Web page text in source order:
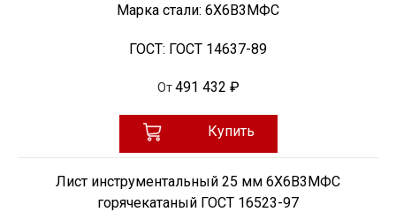
Марка стали: 6Х6В3МФС
ГОСТ: ГОСТ 14637-89
От 491 432 ₽
Купить
Лист инструментальный 25 мм 6Х6В3МФС
горячекатаный ГОСТ 16523-97